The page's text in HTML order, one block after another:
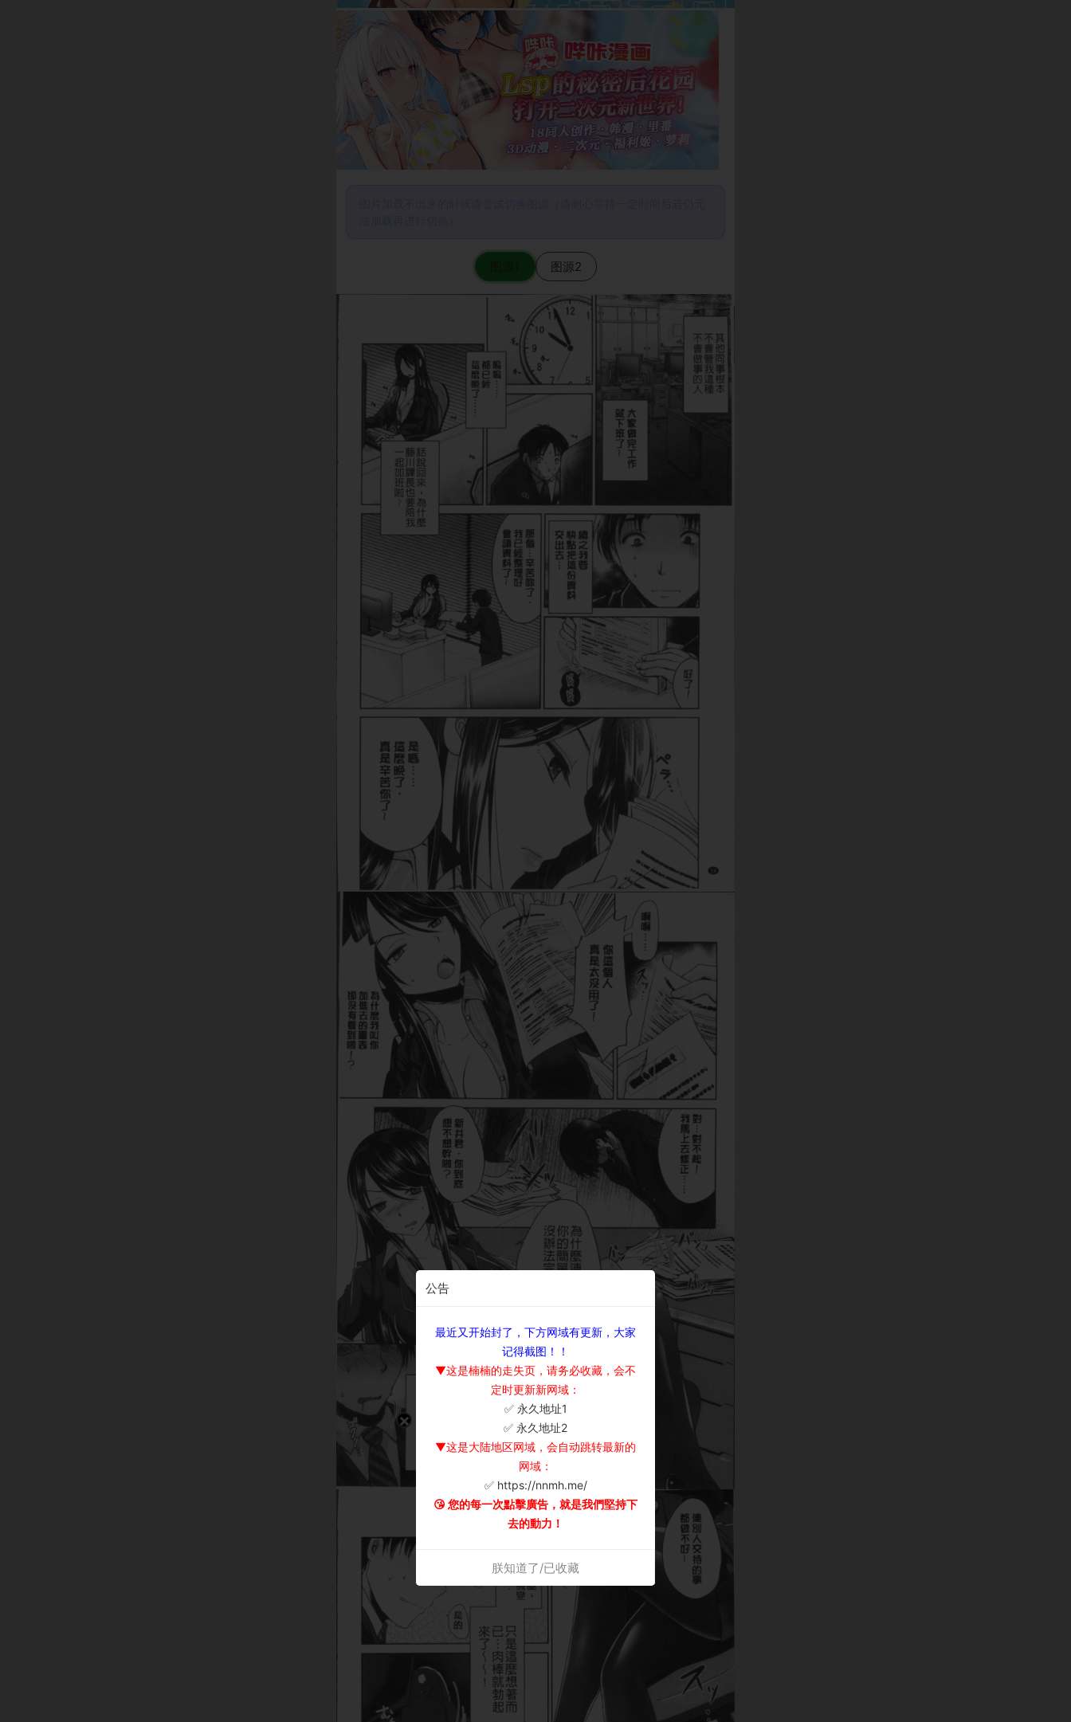
图源2
公告
最近又开始封了，下方网域有更新，大家
记得截图！！
▼这是楠楠的走失页，请务必收藏，会不
定时更新新网域：
✅ 永久地址1
✅ 永久地址2
▼这是大陆地区网域，会自动跳转最新的
网域：
✅ https://nnmh.me/
😘 您的每一次點擊廣告，就是我們堅持下
去的動力！
朕知道了/已收藏
×